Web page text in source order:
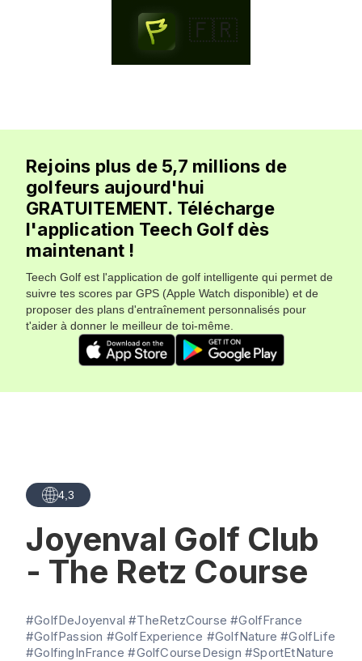
🇫🇷
Rejoins plus de 5,7 millions de
golfeurs aujourd'hui
GRATUITEMENT. Télécharge
l'application Teech Golf dès
maintenant !
Teech Golf est l'application de golf intelligente qui permet de
suivre tes scores par GPS (Apple Watch disponible) et de
proposer des plans d'entraînement personnalisés pour
t'aider à donner le meilleur de toi-même.
4,3
Joyenval Golf Club
- The Retz Course
#GolfDeJoyenval #TheRetzCourse #GolfFrance
#GolfPassion #GolfExperience #GolfNature #GolfLife
#GolfingInFrance #GolfCourseDesign #SportEtNature